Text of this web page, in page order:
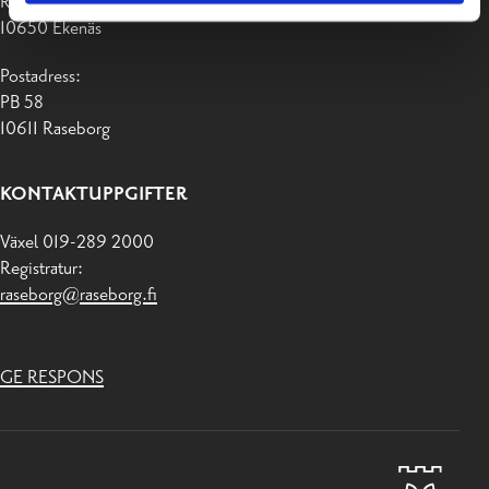
10650 Ekenäs
Postadress:
PB 58
10611 Raseborg
KONTAKTUPPGIFTER
Växel 019-289 2000
Registratur:
raseborg@raseborg.fi
GE RESPONS